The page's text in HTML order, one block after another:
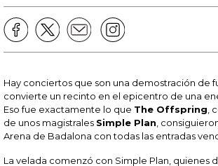
Hay conciertos que son una demostración de
convierte un recinto en el epicentro de una
Eso fue exactamente lo que The Offspring ,
de unos magistrales Simple Plan ,
Arena de Badalona con todas las entradas
La velada comenzó con Simple Plan, quienes